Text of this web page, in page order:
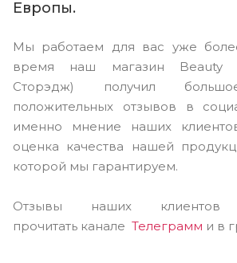
Европы.
Мы работаем для вас уже
время наш магазин Beauty
Сторэдж) получил
положительных отзывов в
именно мнение наших
оценка качества нашей
которой мы гарантируем.
Отзывы наших
прочитать канале Телеграмм и в